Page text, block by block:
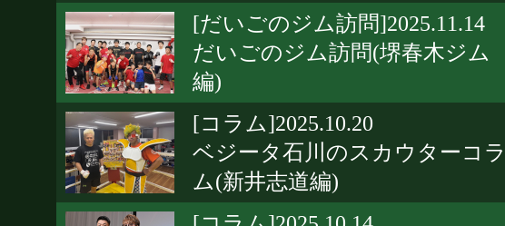
[だいごのジム訪問]2025.11.14
だいごのジム訪問(堺春木ジム
編)
[コラム]2025.10.20
ベジータ石川のスカウターコ
ム(新井志道編)